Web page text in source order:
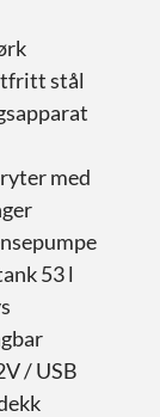
stål
med
53 l
/ USB